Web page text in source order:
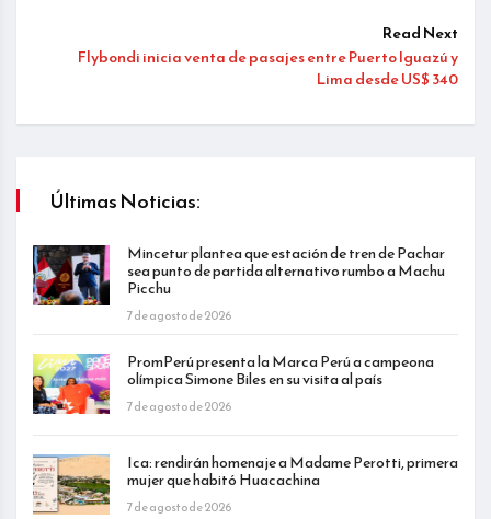
Read Next
Flybondi inicia venta de pasajes entre Puerto Iguazú y
Lima desde US$ 340
Últimas Noticias:
Mincetur plantea que estación de tren de Pachar
sea punto de partida alternativo rumbo a Machu
Picchu
7 de agosto de 2026
PromPerú presenta la Marca Perú a campeona
olímpica Simone Biles en su visita al país
7 de agosto de 2026
Ica: rendirán homenaje a Madame Perotti, primera
mujer que habitó Huacachina
7 de agosto de 2026